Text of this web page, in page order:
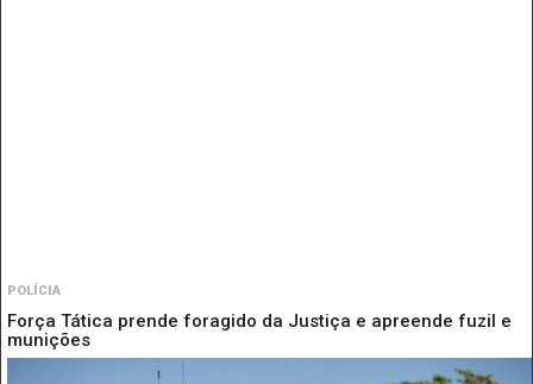
POLÍCIA
Força Tática prende foragido da Justiça e apreende fuzil e
munições